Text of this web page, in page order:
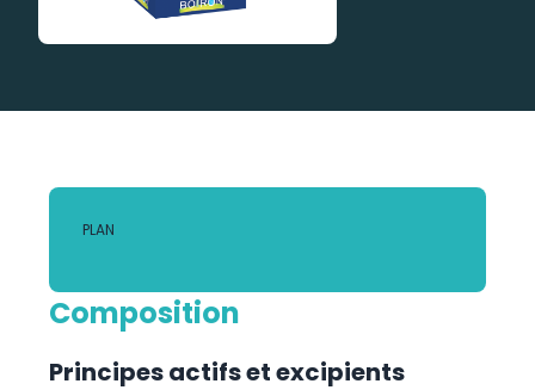
Composition
Principes actifs et excipients
PLAN